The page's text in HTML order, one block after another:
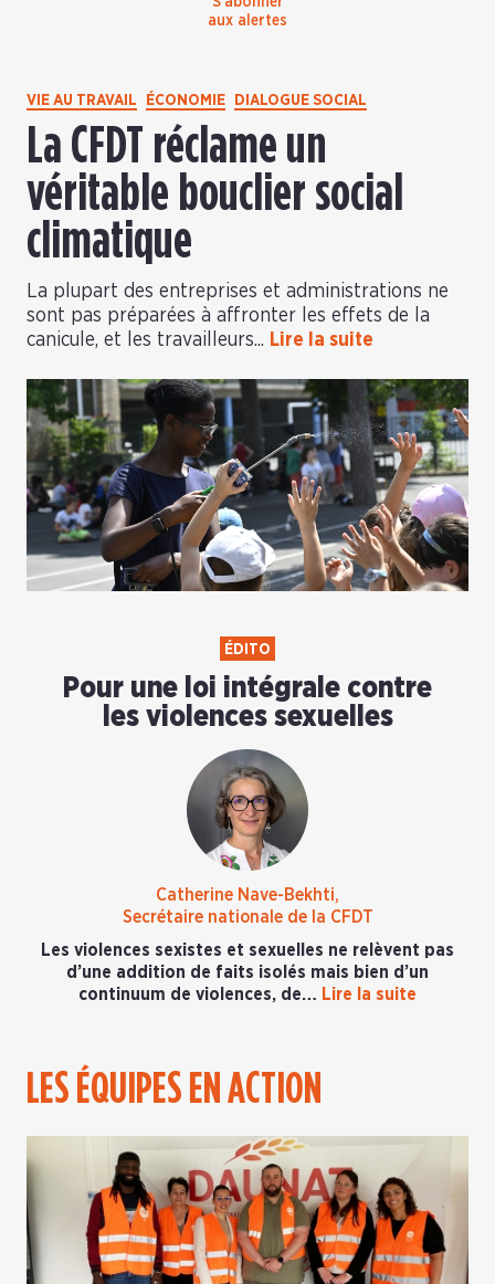
aux alertes
VIE AU TRAVAIL ÉCONOMIE DIALOGUE SOCIAL
La CFDT réclame un
véritable bouclier social
climatique
La plupart des entreprises et administrations ne
sont pas préparées à affronter les effets de la
canicule, et les travailleurs... Lire la suite
ÉDITO
Pour une loi intégrale contre
les violences sexuelles
Catherine Nave-Bekhti,
Secrétaire nationale de la CFDT
Les violences sexistes et sexuelles ne relèvent pas
d’une addition de faits isolés mais bien d’un
continuum de violences, de… Lire la suite
LES ÉQUIPES EN ACTION